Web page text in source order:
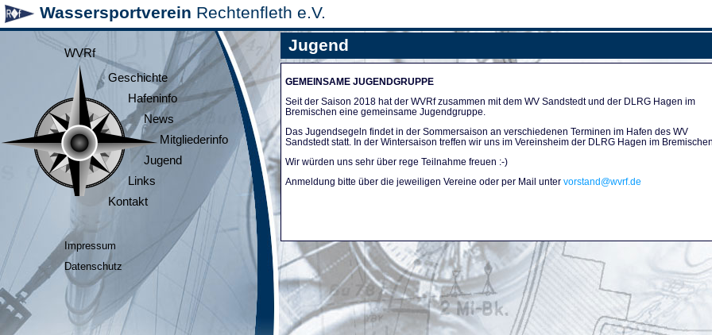
Wassersportverein Rechtenfleth e.V.
WVRf
Geschichte
Hafeninfo
News
Mitgliederinfo
Jugend
Links
Kontakt
Impressum
Datenschutz
Jugend
GEMEINSAME JUGENDGRUPPE
Seit der Saison 2018 hat der WVRf zusammen mit dem WV Sandstedt und der DLRG Hagen im
Bremischen eine gemeinsame Jugendgruppe.
Das Jugendsegeln findet in der Sommersaison an verschiedenen Terminen im Hafen des WV
Sandstedt statt. In der Wintersaison treffen wir uns im Vereinsheim der DLRG Hagen im
Wir würden uns sehr über rege Teilnahme freuen :-)
Anmeldung bitte über die jeweiligen Vereine oder per Mail unter vorstand@wvrf.de